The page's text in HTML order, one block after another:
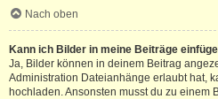
Nach oben
Kann ich Bilder in meine Beiträge
Ja, Bilder können in deinem Beitrag
Administration Dateianhänge erlaubt hat,
hochladen. Ansonsten musst du zu einem